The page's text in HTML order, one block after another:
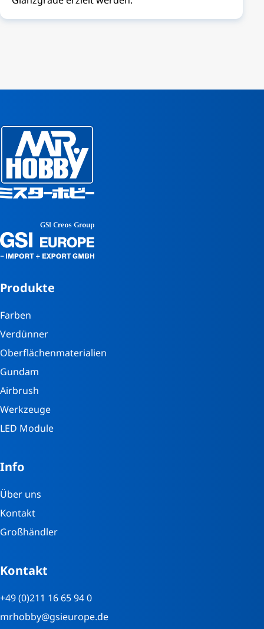
Produkte
Farben
Verdünner
Oberflächenmaterialien
Gundam
Airbrush
Werkzeuge
LED Module
Info
Über uns
Kontakt
Großhändler
Kontakt
+49 (0)211 16 65 94 0
mrhobby@gsieurope.de